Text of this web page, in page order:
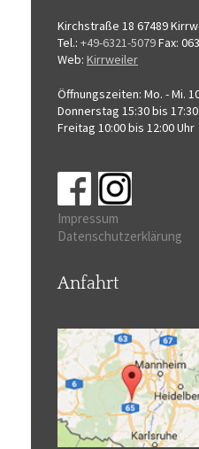
Kirchstraße 18 67489
Tel.: +49-6321-5079Fax:
Web: Kirrweiler
Öffnungszeiten: Mo. - Mi.
Donnerstag 15:30 bis
Freitag 10:00 bis 12:00 Uhr
Impressum
Datenschutzerklärung
Anfahrt